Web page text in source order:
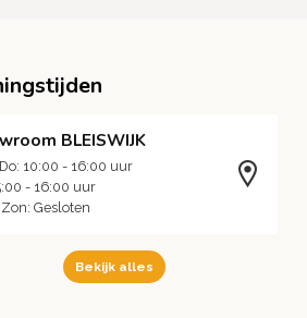
BLEISWIJK
10:00 - 16:00 uur
- 16:00 uur
Gesloten
Bekijk alles